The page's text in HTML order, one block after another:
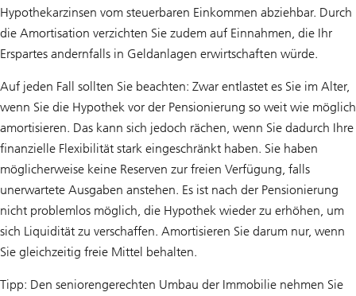
Hypothekarzinsen vom steuerbaren Einkommen abziehbar. Durch
die Amortisation verzichten Sie zudem auf Einnahmen, die Ihr
Erspartes andernfalls in Geldanlagen erwirtschaften würde.
Auf jeden Fall sollten Sie beachten: Zwar entlastet es Sie im Alter,
wenn Sie die Hypothek vor der Pensionierung so weit wie möglich
amortisieren. Das kann sich jedoch rächen, wenn Sie dadurch Ihre
finanzielle Flexibilität stark eingeschränkt haben. Sie haben
möglicherweise keine Reserven zur freien Verfügung, falls
unerwartete Ausgaben anstehen. Es ist nach der Pensionierung
nicht problemlos möglich, die Hypothek wieder zu erhöhen, um
sich Liquidität zu verschaffen. Amortisieren Sie darum nur, wenn
Sie gleichzeitig freie Mittel behalten.
Tipp: Den seniorengerechten Umbau der Immobilie nehmen Sie